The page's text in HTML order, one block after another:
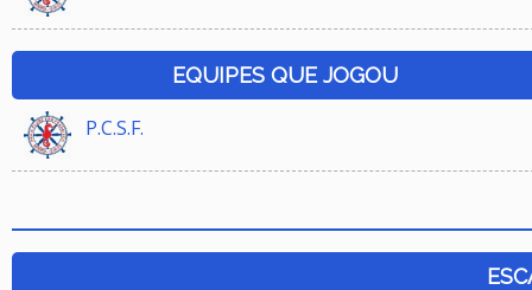
EQUIPES QUE JOGOU
P.C.S.F.